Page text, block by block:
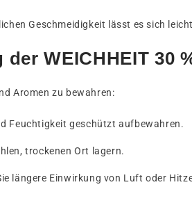
Geschmeidigkeit lässt es sich
WEICHHEIT 30
Aromen zu bewahren:
Feuchtigkeit geschützt aufbewahren.
trockenen Ort lagern.
längere Einwirkung von Luft oder